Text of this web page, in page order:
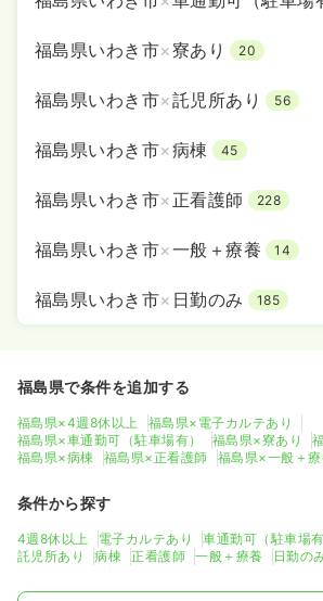
福島県いわき市×寮あり 20
福島県いわき市×託児所あり 56
福島県いわき市×病棟 45
福島県いわき市× 正看護師 228
福島県いわき市×一般＋療養 14
福島県いわき市× 日勤のみ 185
福島県で条件を追加する
福島県×4週8休以上
福島県×電子カルテあり
福島県×車通勤可（駐車場有）
福島県×寮あり
福島県×病棟
福島県×正看護師 福島県×一般＋
条件から探す
4週8休以上 電子カルテあり 車通勤可（駐車場有
託児所あり
病棟 正看護師 一般＋療養 日勤の